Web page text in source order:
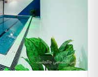
۵٬۵۰۰٬۰۰۰ت/شب